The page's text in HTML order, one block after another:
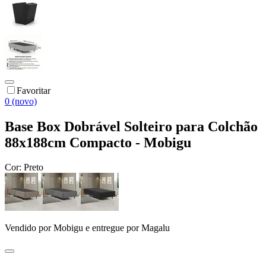
Favoritar
0 (novo)
Base Box Dobrável Solteiro para Colchão
88x188cm Compacto - Mobigu
Cor: Preto
Vendido porMobigu e entregue por Magalu